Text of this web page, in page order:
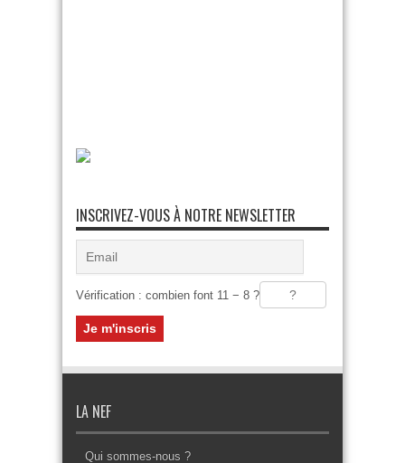
INSCRIVEZ-VOUS À NOTRE NEWSLETTER
Vérification : combien font 11 − 8 ?
LA NEF
Qui sommes-nous ?